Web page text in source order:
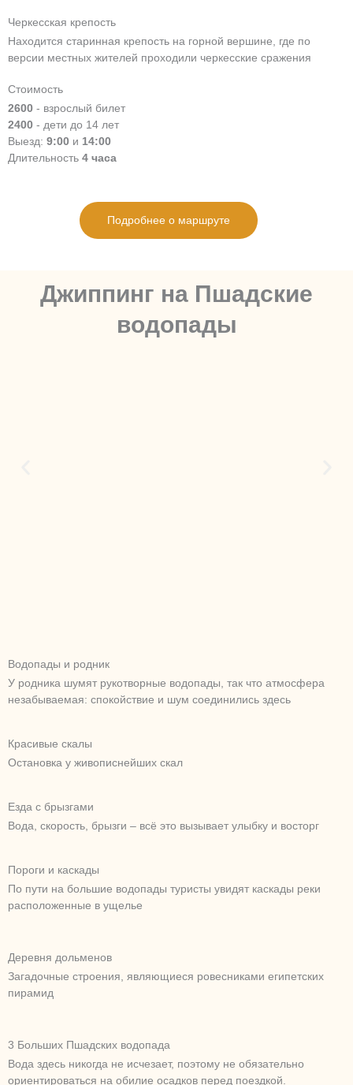
Черкесская крепость
Находится старинная крепость на горной вершине, где по
версии местных жителей проходили черкесские сражения
Стоимость
2600 - взрослый билет
2400 - дети до 14 лет
Выезд: 9:00 и 14:00
Длительность 4 часа
Подробнее о маршруте
Джиппинг на Пшадские
водопады
Водопады и родник
У родника шумят рукотворные водопады, так что атмосфера
незабываемая: спокойствие и шум соединились здесь
Красивые скалы
Остановка у живописнейших скал
Езда с брызгами
Вода, скорость, брызги – всё это вызывает улыбку и восторг
Пороги и каскады
По пути на большие водопады туристы увидят каскады реки
расположенные в ущелье
Деревня дольменов
Загадочные строения, являющиеся ровесниками египетских
пирамид
3 Больших Пшадских водопада
Вода здесь никогда не исчезает, поэтому не обязательно
ориентироваться на обилие осадков перед поездкой.